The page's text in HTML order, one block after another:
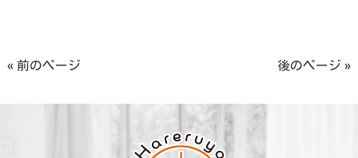
« 前のページ 後のページ »